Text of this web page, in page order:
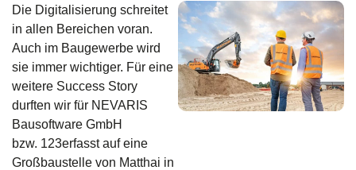
Die Digitalisierung schreitet
in allen Bereichen voran.
Auch im Baugewerbe wird
sie immer wichtiger. Für eine
weitere Success Story
durften wir für NEVARIS
Bausoftware GmbH
bzw. 123erfasst auf eine
Großbaustelle von Matthai in